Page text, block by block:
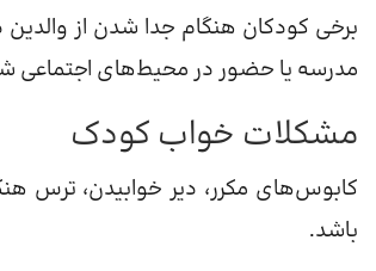
برخی کودکان هنگام جدا شدن از
مدرسه یا حضور در محیط‌های
مشکلات خواب کودک
کابوس‌های مکرر، دیر خوابیدن، ترس
باشد.